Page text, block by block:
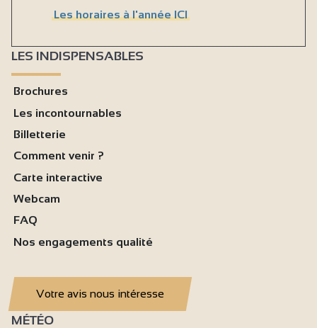
Les horaires à l'année ICI
LES INDISPENSABLES
Brochures
Les incontournables
Billetterie
Comment venir ?
Carte interactive
Webcam
FAQ
Nos engagements qualité
Votre avis nous intéresse
MÉTÉO